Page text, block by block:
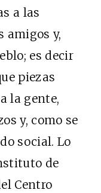
a las
amigos y,
es decir
piezas
la gente,
y, como se
social. Lo
de
Centro